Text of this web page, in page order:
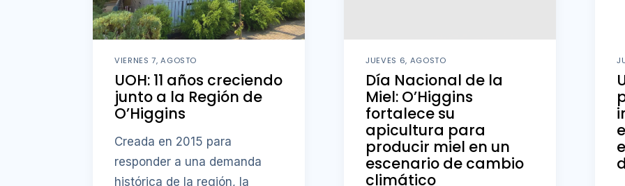
VIERNES 7, AGOSTO
UOH: 11 años creciendo
junto a la Región de
O’Higgins
Creada en 2015 para
responder a una demanda
histórica de la región, la
JUEVES 6, AGOSTO
Día Nacional de la
Miel: O’Higgins
fortalece su
apicultura para
producir miel en un
escenario de cambio
climático